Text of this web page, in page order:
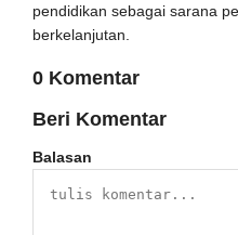
pendidikan sebagai sarana
berkelanjutan.
0 Komentar
Beri Komentar
Balasan